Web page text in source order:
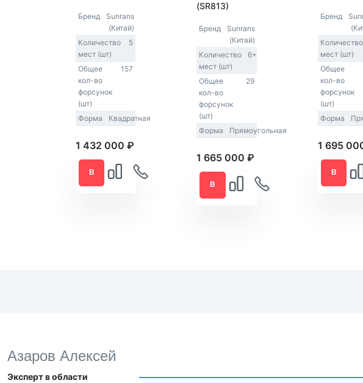
Бренд
Sunrans
(Китай)
Количество
мест (шт)
5
Общее
кол-во
форсунок
(шт)
157
Форма Квадратная
1 432 000 ₽
В
(SR813)
Бренд
Sunrans
(Китай)
Количество
мест (шт)
6+
Общее
кол-во
форсунок
(шт)
29
Форма Прямоугольная
1 665 000 ₽
В
Бренд
Количество
мест (шт)
Общее
кол-во
форсунок
(шт)
Форма
1 695
В
Азаров Алексей
Эксперт в области